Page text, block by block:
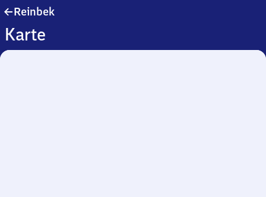
Reinbek
Karte